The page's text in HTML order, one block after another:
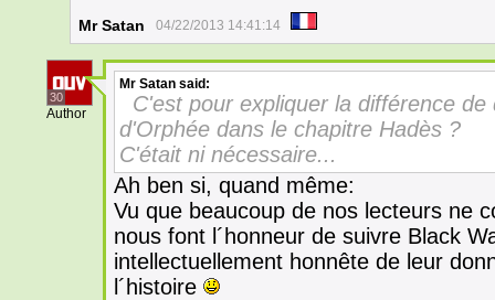
Mr Satan 04/22/2013 14:41:14
30
Author
Mr Satan said:
C'est pour expliquer la différence
d'Orphée dans le chapitre Hadès ?
C'était ni nécessaire...
Ah ben si, quand même:
Vu que beaucoup de nos lecteurs ne
nous font l´honneur de suivre Black
intellectuellement honnête de leur
l´histoire